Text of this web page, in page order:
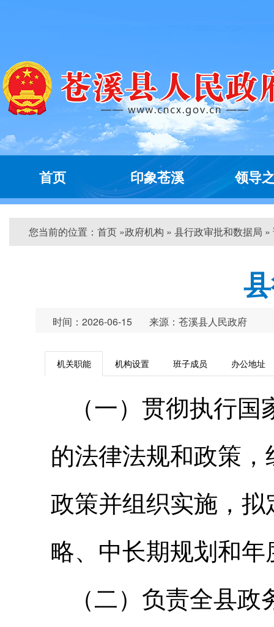
首页 印象苍溪 领导
您当前的位置： 首页 »政府机构 » 县行政审批和数据局 »
时间：2026-06-15 来源：苍溪县人民政府
机关职能 机构设置 班子成员 办公地址
（一）贯彻执行
的法律法规和政策
政策并组织实施，
略、中长期规划和
（二）负责全县